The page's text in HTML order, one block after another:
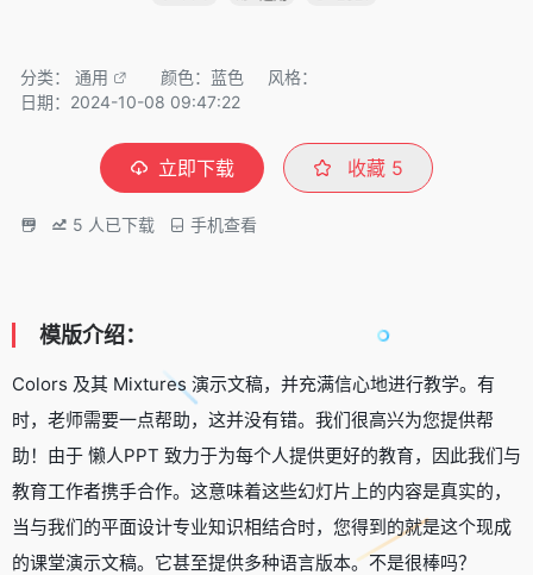
分类： 通用 颜色：蓝色
风格：
日期：2024-10-08 09:47:22
立即下载 收藏 5
5 人已下载 手机查看
模版介绍：
Colors 及其 Mixtures 演示文稿，并充满信心地进行教学。有
时，老师需要一点帮助，这并没有错。我们很高兴为您提供帮
助！由于 懒人PPT 致力于为每个人提供更好的教育，因此我们与
教育工作者携手合作。这意味着这些幻灯片上的内容是真实的，
当与我们的平面设计专业知识相结合时，您得到的就是这个现成
的课堂演示文稿。它甚至提供多种语言版本。不是很棒吗？